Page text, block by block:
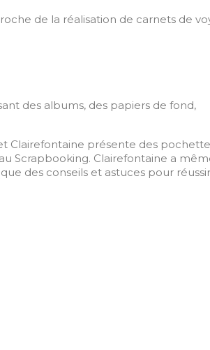
de la réalisation de carnets de
des albums, des papiers de fond,
Clairefontaine présente des
Scrapbooking. Clairefontaine a
que des conseils et astuces pour